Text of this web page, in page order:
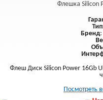
Флешка Silicon
Тип
Бренд
Флеш Диск Silicon Power 16Gb
Посмотреть